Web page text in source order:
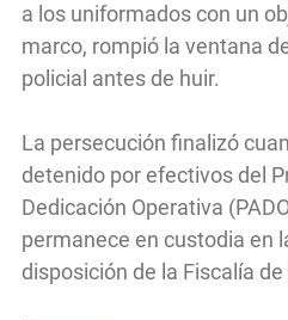
a los uniformados con un
marco, rompió la ventana
policial antes de huir.
La persecución finalizó
detenido por efectivos del
Dedicación Operativa
permanece en custodia en
disposición de la Fiscalía de